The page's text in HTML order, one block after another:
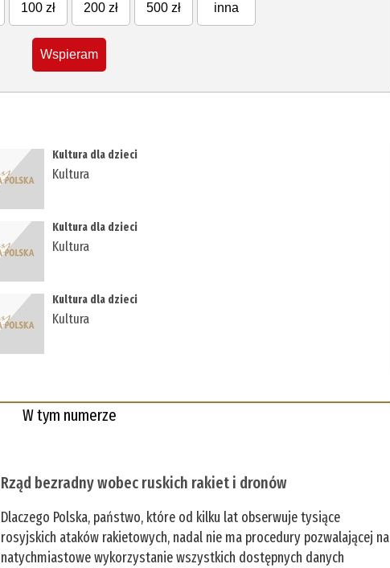
100 zł 200 zł 500 zł inna
Wspieram
Kultura dla dzieci
Kultura
Kultura dla dzieci
Kultura
Kultura dla dzieci
Kultura
W tym numerze
Rząd bezradny wobec ruskich rakiet i dronów
Dlaczego Polska, państwo, które od kilku lat obserwuje tysiące
rosyjskich ataków rakietowych, nadal nie ma procedury pozwalającej na
natychmiastowe wykorzystanie wszystkich dostępnych danych